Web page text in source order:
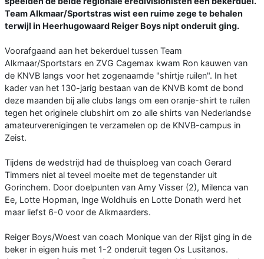
Team Alkmaar/Sportstras wist een ruime zege te behalen
terwijl in Heerhugowaard Reiger Boys nipt onderuit ging.
Voorafgaand aan het bekerduel tussen Team
Alkmaar/Sportstars en ZVG Cagemax kwam Ron kauwen van
de KNVB langs voor het zogenaamde "shirtje ruilen". In het
kader van het 130-jarig bestaan van de KNVB komt de bond
deze maanden bij alle clubs langs om een oranje-shirt te ruilen
tegen het originele clubshirt om zo alle shirts van Nederlandse
amateurverenigingen te verzamelen op de KNVB-campus in
Zeist.
Tijdens de wedstrijd had de thuisploeg van coach Gerard
Timmers niet al teveel moeite met de tegenstander uit
Gorinchem. Door doelpunten van Amy Visser (2), Milenca van
Ee, Lotte Hopman, Inge Woldhuis en Lotte Donath werd het
maar liefst 6-0 voor de Alkmaarders.
Reiger Boys/Woest van coach Monique van der Rijst ging in de
beker in eigen huis met 1-2 onderuit tegen Os Lusitanos.